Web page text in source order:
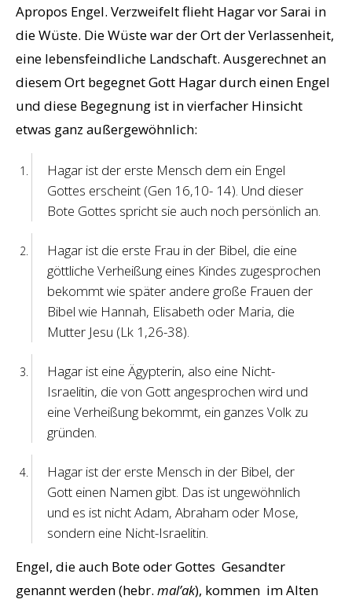
Apropos Engel. Verzweifelt flieht Hagar vor Sarai in
die Wüste. Die Wüste war der Ort der Verlassenheit,
eine lebensfeindliche Landschaft. Ausgerechnet an
diesem Ort begegnet Gott Hagar durch einen Engel
und diese Begegnung ist in vierfacher Hinsicht
etwas ganz außergewöhnlich:
Hagar ist der erste Mensch dem ein Engel
Gottes erscheint (Gen 16,10- 14). Und dieser
Bote Gottes spricht sie auch noch persönlich an.
Hagar ist die erste Frau in der Bibel, die eine
göttliche Verheißung eines Kindes zugesprochen
bekommt wie später andere große Frauen der
Bibel wie Hannah, Elisabeth oder Maria, die
Mutter Jesu (Lk 1,26-38).
Hagar ist eine Ägypterin, also eine Nicht-
Israelitin, die von Gott angesprochen wird und
eine Verheißung bekommt, ein ganzes Volk zu
gründen.
Hagar ist der erste Mensch in der Bibel, der
Gott einen Namen gibt. Das ist ungewöhnlich
und es ist nicht Adam, Abraham oder Mose,
sondern eine Nicht-Israelitin.
Engel, die auch Bote oder Gottes Gesandter
genannt werden (hebr. mal’ak), kommen im Alten